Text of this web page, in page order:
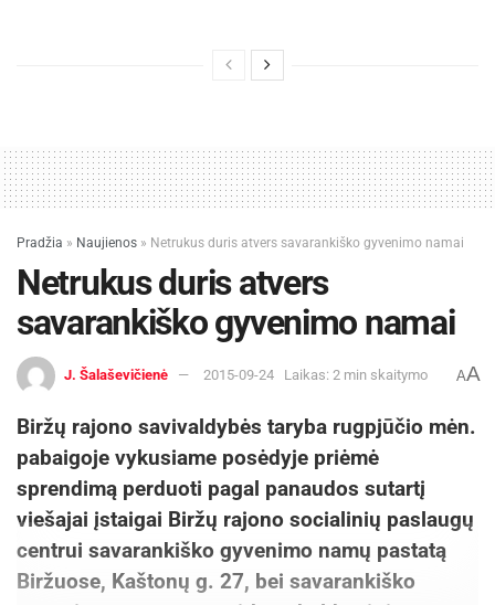
Pradžia » Naujienos » Netrukus duris atvers savarankiško gyvenimo namai
Netrukus duris atvers
savarankiško gyvenimo namai
J. Šalaševičienė 2015-09-24 Laikas: 2 min skaitymo AA
Biržų rajono savivaldybės taryba rugpjūčio mėn.
pabaigoje vykusiame posėdyje priėmė
sprendimą perduoti pagal panaudos sutartį
viešajai įstaigai Biržų rajono socialinių paslaugų
centrui savarankiško gyvenimo namų pastatą
Biržuose, Kaštonų g. 27, bei savarankiško